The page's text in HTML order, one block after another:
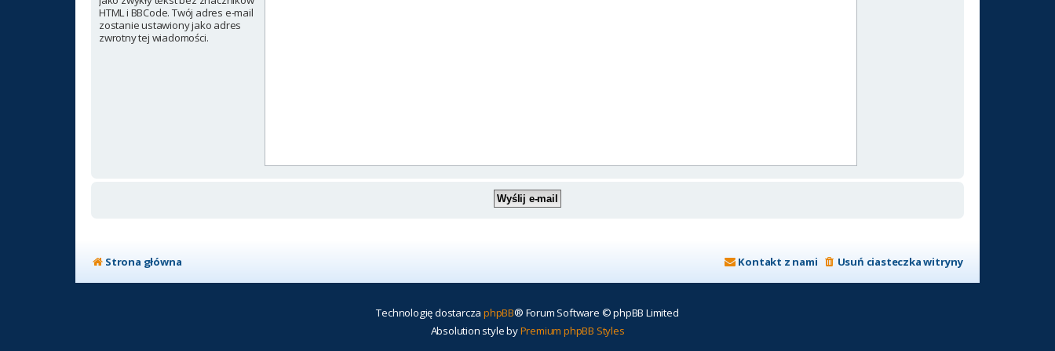
HTML i BBCode. Twój adres e-mail
zostanie ustawiony jako adres
zwrotny tej wiadomości.
Strona główna Usuń ciasteczka witryny
Kontakt z nami
Technologię dostarcza phpBB® Forum Software © phpBB Limited
Absolution style byPremium phpBB Styles